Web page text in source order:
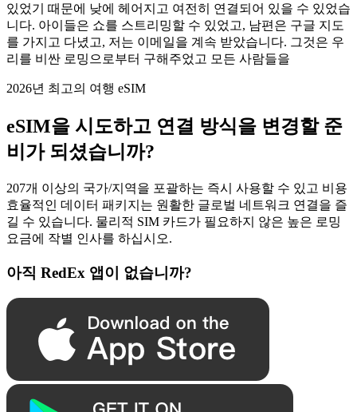
있었기 때문에 낮에 헤어지고 여전히 연결되어 있을 수 있었습
니다. 아이들은 쇼를 스트리밍할 수 있었고, 남편은 구글 지도
를 가지고 다녔고, 저는 이메일을 계속 받았습니다. 그것은 우
리를 비싼 로밍으로부터 구해주었고 모든 사람들을
2026년 최고의 여행 eSIM
eSIM을 시도하고 연결 방식을 변경할 준
비가 되셨습니까?
207개 이상의 국가/지역을 포괄하는 즉시 사용할 수 있고 비용
효율적인 데이터 패키지는 원활한 글로벌 네트워크 연결을 즐
길 수 있습니다. 물리적 SIM 카드가 필요하지 않은 높은 로밍
요금에 작별 인사를 하십시오.
아직 RedEx 앱이 없습니까?